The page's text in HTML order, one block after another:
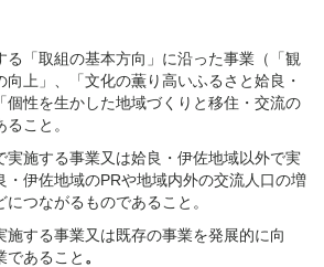
る「取組の基本方向」に沿った事業（「観
向上」、「文化の薫り高いふるさと姶良・
個性を生かした地域づくりと移住・交流の
こと。
実施する事業又は姶良・伊佐地域以外で実
・伊佐地域のPRや地域内外の交流人口の増
つながるものであること。
施する事業又は既存の事業を発展的に向
であること 。